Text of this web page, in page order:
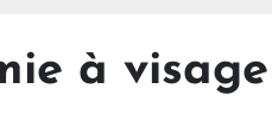
à visage